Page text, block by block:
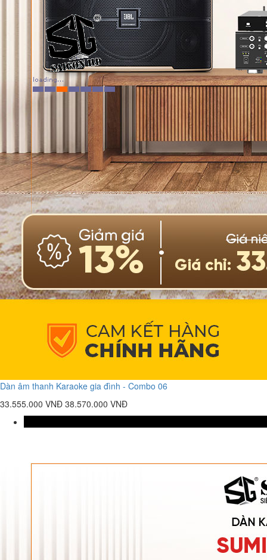
Dàn âm thanh Karaoke gia đình - Combo 06
33.555.000 VNĐ 38.570.000 VNĐ